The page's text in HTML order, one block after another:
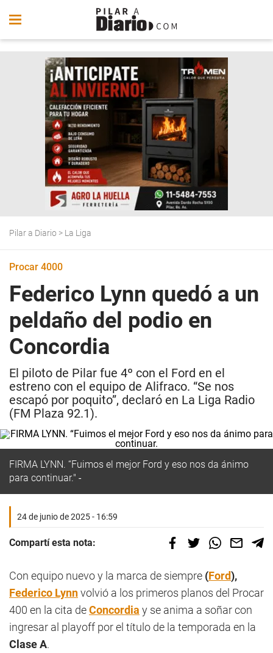
Pilar a Diario > La Liga
Procar 4000
Federico Lynn quedó a un
peldaño del podio en
Concordia
El piloto de Pilar fue 4º con el Ford en el
estreno con el equipo de Alifraco. “Se nos
escapó por poquito”, declaró en La Liga Radio
(FM Plaza 92.1).
FIRMA LYNN. “Fuimos el mejor Ford y eso nos da ánimo
para continuar."
24 de junio de 2025 - 16:59
Compartí esta nota:
Con equipo nuevo y la marca de siempre (Ford),
Federico Lynnvolvió a los primeros planos del Procar
400 en la cita deConcordia y se anima a soñar con
ingresar al playoff por el título de la temporada en la
Clase A.